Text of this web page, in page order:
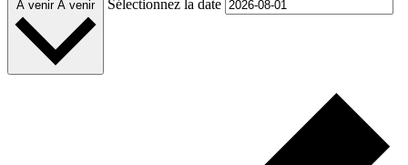
À venir À venir Sélectionnez la date